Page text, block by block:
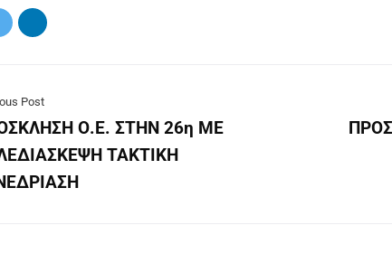
Post
Ο.Ε. ΣΤΗN 26η ΜΕ
ΤΑΚΤΙΚΗ